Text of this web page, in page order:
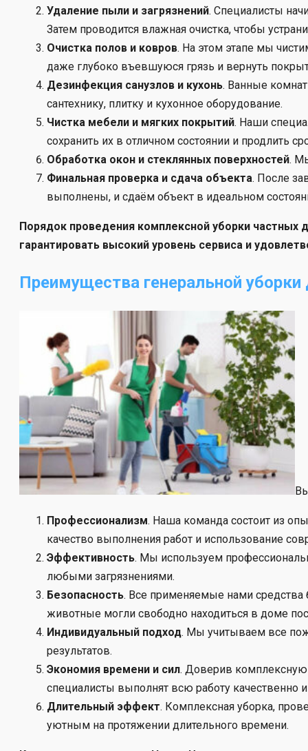
Удаление пыли и загрязнений. Специалисты
Затем проводится влажная очистка, чтобы
Очистка полов и ковров. На этом этапе мы
даже глубоко въевшуюся грязь и вернуть
Дезинфекция санузлов и кухонь. Ванные
сантехнику, плитку и кухонное оборудование.
Чистка мебели и мягких покрытий. Наши
сохранить их в отличном состоянии и продлить
Обработка окон и стеклянных поверхностей.
Финальная проверка и сдача объекта. После
выполнены, и сдаём объект в идеальном
Порядок проведения комплексной уборки
гарантировать высокий уровень сервиса и
Преимущества генеральной
Профессионализм. Наша команда состоит из
качество выполнения работ и использование
Эффективность. Мы используем
любыми загрязнениями.
Безопасность. Все применяемые нами
животные могли свободно находиться в доме
Индивидуальный подход. Мы учитываем все
результатов.
Экономия времени и сил. Доверив
специалисты выполнят всю работу качественно
Длительный эффект. Комплексная уборка,
уютным на протяжении длительного времени.